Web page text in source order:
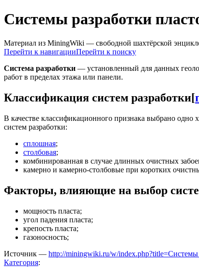
Системы разработки
Материал из MiningWiki — свободной шахтёрской
Перейти к навигацииПерейти к поиску
Система разработки — установленный для данных
работ в пределах этажа или панели.
Классификация систем разработки[
В качестве классификационного признака выбрано одно
систем разработки:
сплошная;
столбовая;
комбинированная в случае длинных очистных
камерно и камерно-столбовые при коротких
Факторы, влияющие на выбор
мощность пласта;
угол падения пласта;
крепость пласта;
газоносность;
Источник — http://miningwiki.ru/w/
Категория: